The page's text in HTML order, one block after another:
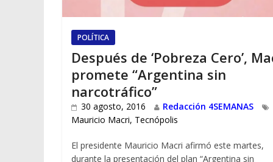
POLÍTICA
Después de ‘Pobreza Cero’,
promete “Argentina sin
narcotráfico”
30 agosto, 2016
Redacción 4SEMANAS
Mauricio Macri, Tecnópolis
El presidente Mauricio Macri afirmó este martes,
durante la presentación del plan “Argentina sin